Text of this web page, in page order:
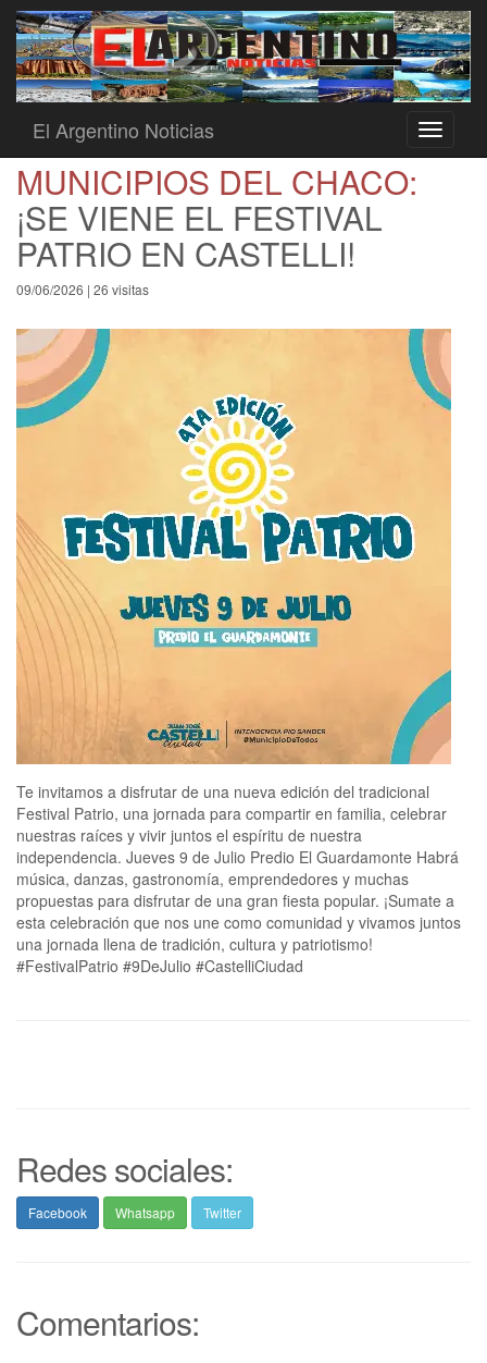
Toggle
El Argentino Noticias
MUNICIPIOS DEL CHACO:
¡SE VIENE EL FESTIVAL
PATRIO EN CASTELLI!
09/06/2026 | 26 visitas
Te invitamos a disfrutar de una nueva edición del tradicional
Festival Patrio, una jornada para compartir en familia, celebrar
nuestras raíces y vivir juntos el espíritu de nuestra
independencia. Jueves 9 de Julio Predio El Guardamonte Habrá
música, danzas, gastronomía, emprendedores y muchas
propuestas para disfrutar de una gran fiesta popular. ¡Sumate a
esta celebración que nos une como comunidad y vivamos juntos
una jornada llena de tradición, cultura y patriotismo!
#FestivalPatrio #9DeJulio #CastelliCiudad
Redes sociales:
Facebook Whatsapp Twitter
Comentarios: